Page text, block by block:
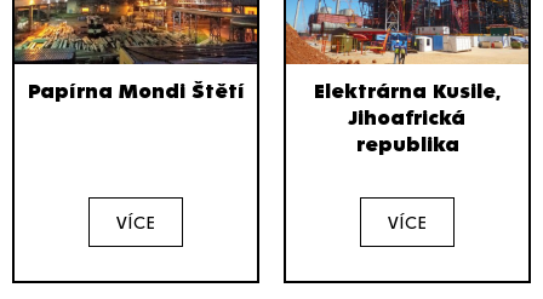
Papírna Mondi Štětí
VÍCE
Elektrárna Kusile,
Jihoafrická
republika
VÍCE